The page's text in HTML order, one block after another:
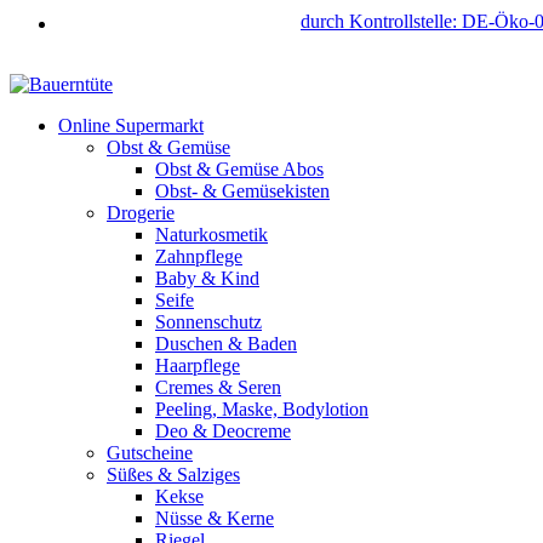
durch Kontrollstelle: DE-Öko-
Online Supermarkt
Obst & Gemüse
Obst & Gemüse Abos
Obst- & Gemüsekisten
Drogerie
Naturkosmetik
Zahnpflege
Baby & Kind
Seife
Sonnenschutz
Duschen & Baden
Haarpflege
Cremes & Seren
Peeling, Maske, Bodylotion
Deo & Deocreme
Gutscheine
Süßes & Salziges
Kekse
Nüsse & Kerne